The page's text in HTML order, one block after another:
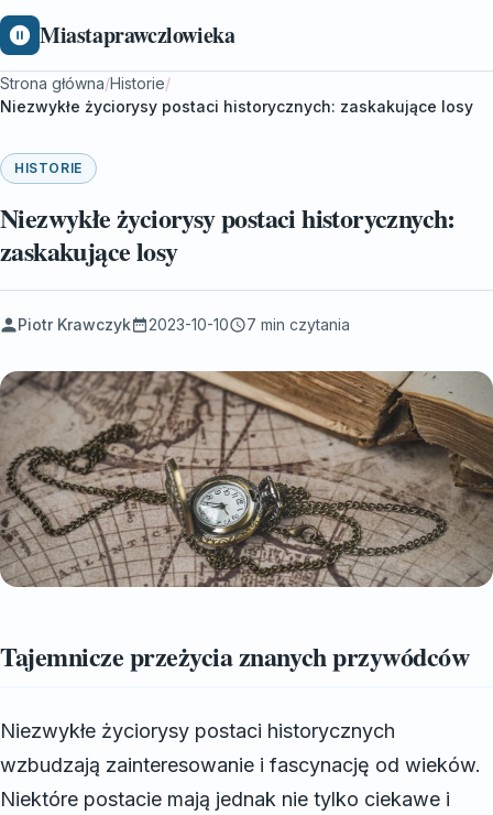
Miastaprawczlowieka
Strona główna/Historie/
Niezwykłe życiorysy postaci historycznych: zaskakujące losy
HISTORIE
Niezwykłe życiorysy postaci historycznych:
zaskakujące losy
Piotr Krawczyk 2023-10-10 7 min czytania
Tajemnicze przeżycia znanych przywódców
Niezwykłe życiorysy postaci historycznych
wzbudzają zainteresowanie i fascynację od wieków.
Niektóre postacie mają jednak nie tylko ciekawe i